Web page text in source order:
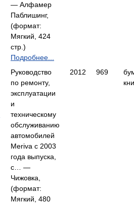
— Алфамер
Паблишинг,
(формат:
Мягкий, 424
стр.)
Подробнее...
Руководство
по ремонту,
эксплуатации
и
техническому
обслуживанию
автомобилей
Meriva с 2003
года выпуска,
с… —
Чижовка,
(формат:
Мягкий, 480
2012 969